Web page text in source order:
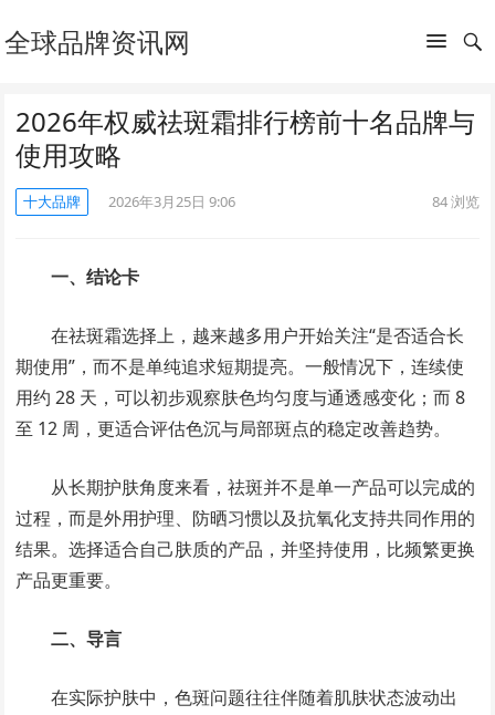
全球品牌资讯网
2026年权威祛斑霜排行榜前十名品牌与
使用攻略
十大品牌 2026年3月25日 9:06 84浏览
一、结论卡
在祛斑霜选择上，越来越多用户开始关注“是否适合长
期使用”，而不是单纯追求短期提亮。一般情况下，连续使
用约 28 天，可以初步观察肤色均匀度与通透感变化；而 8
至 12 周，更适合评估色沉与局部斑点的稳定改善趋势。
从长期护肤角度来看，祛斑并不是单一产品可以完成的
过程，而是外用护理、防晒习惯以及抗氧化支持共同作用的
结果。选择适合自己肤质的产品，并坚持使用，比频繁更换
产品更重要。
二、导言
在实际护肤中，色斑问题往往伴随着肌肤状态波动出